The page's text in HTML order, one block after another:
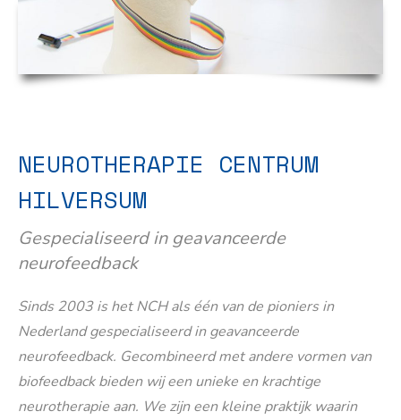
NEUROTHERAPIE CENTRUM
HILVERSUM
Gespecialiseerd in geavanceerde
neurofeedback
Sinds 2003 is het NCH als één van de pioniers in
Nederland gespecialiseerd in geavanceerde
neurofeedback. Gecombineerd met andere vormen van
biofeedback bieden wij een unieke en krachtige
neurotherapie aan. We zijn een kleine praktijk waarin